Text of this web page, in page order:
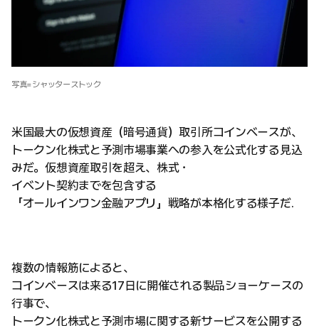
写真=シャッターストック
米国最大の仮想資産（暗号通貨）取引所コインベースが、
トークン化株式と予測市場事業への参入を公式化する見込
みだ。仮想資産取引を超え、株式・
イベント契約までを包含する
「オールインワン金融アプリ」戦略が本格化する様子だ.
複数の情報筋によると、
コインベースは来る17日に開催される製品ショーケースの
行事で、
トークン化株式と予測市場に関する新サービスを公開する